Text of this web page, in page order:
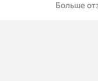
Больше